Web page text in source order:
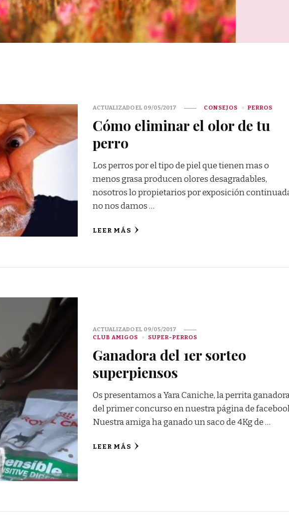
ACTUALIZADO EL 09/05/2017 CONSEJOS PERROS
Cómo eliminar el olor de tu
perro
Los perros por el tipo de piel que tienen mas o
menos grasa producen olores desagradables,
nosotros lo propietarios por exposición
no nos damos …
LEER MÁS
ACTUALIZADO EL 09/05/2017
CLUB AMIGOS
SUPER-PERROS
Ganadora del 1er sorteo
superpiensos
Os presentamos a Yara Caniche, la perrita
del primer concurso en nuestra página de
Nuestra amiga ha ganado un saco de 4Kg de …
LEER MÁS